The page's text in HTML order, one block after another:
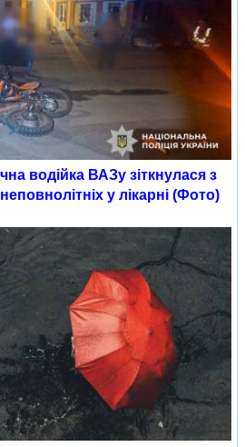
водійка ВАЗу зіткнулася з
у лікарні (Фото)